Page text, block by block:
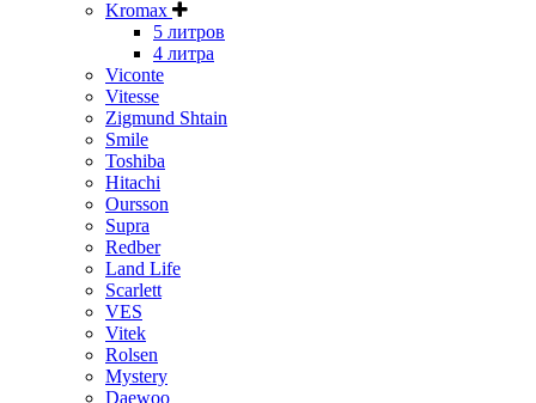
Kromax
5 литров
4 литра
Viconte
Vitesse
Zigmund Shtain
Smile
Toshiba
Hitachi
Oursson
Supra
Redber
Land Life
Scarlett
VES
Vitek
Rolsen
Mystery
Daewoo